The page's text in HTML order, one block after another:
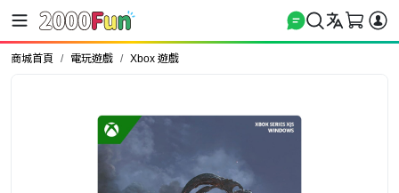
商城首頁 電玩遊戲 Xbox 遊戲